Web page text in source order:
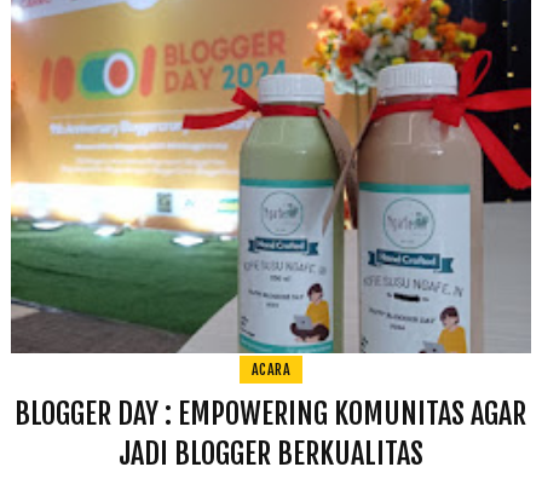
ACARA
BLOGGER DAY : EMPOWERING KOMUNITAS AGAR
JADI BLOGGER BERKUALITAS